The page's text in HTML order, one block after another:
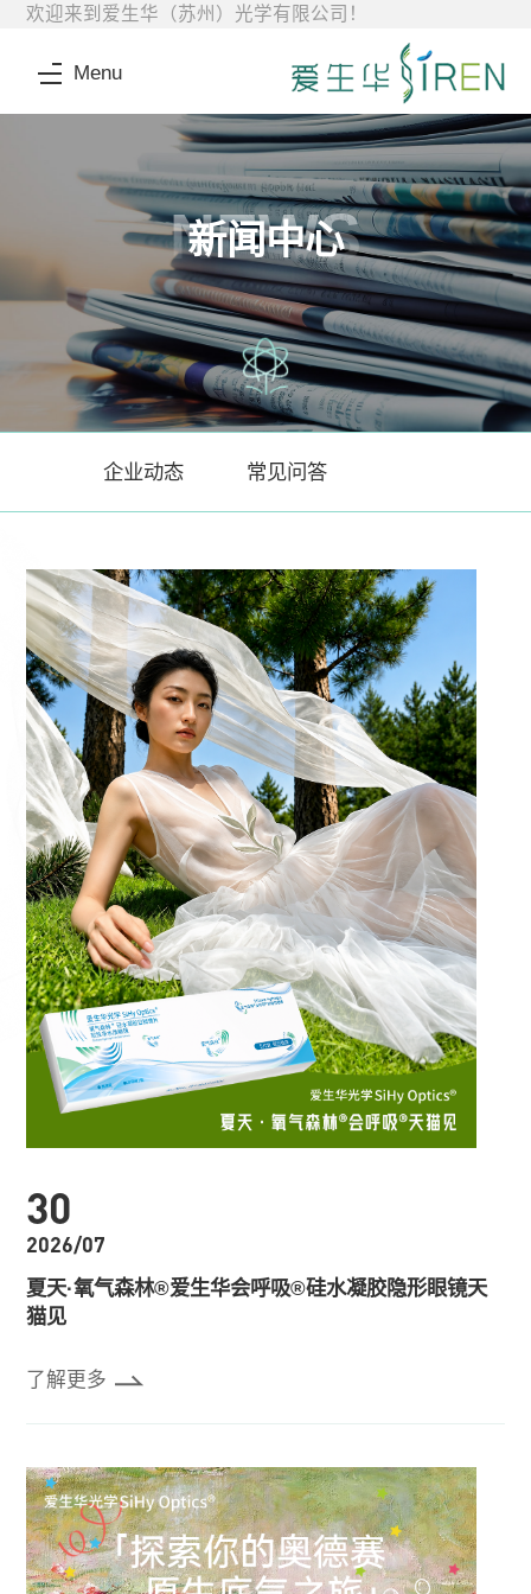
欢迎来到爱生华（苏州）光学有限公司！
Menu
新闻中心
NEWS
企业动态 常见问答
30
2026/07
夏天·氧气森林®爱生华会呼吸®硅水凝胶隐形眼镜天
猫见
了解更多